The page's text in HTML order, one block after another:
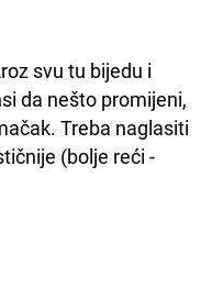
svu tu bijedu i
da nešto promijeni,
Treba naglasiti
(bolje reći -